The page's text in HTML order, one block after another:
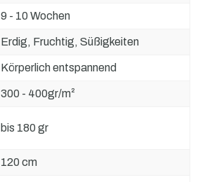
9 - 10 Wochen
Erdig, Fruchtig, Süßigkeiten
Körperlich entspannend
300 - 400gr/m²
bis 180 gr
120 cm